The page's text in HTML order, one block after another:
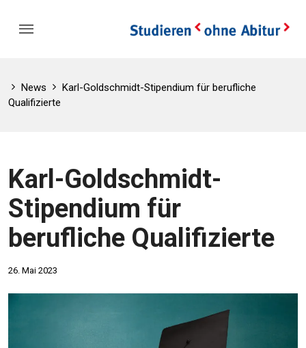
News
Karl-Goldschmidt-Stipendium für berufliche
Qualifizierte
Karl-Goldschmidt-
Stipendium für
berufliche Qualifizierte
26. Mai 2023